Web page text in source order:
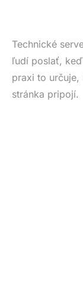
Technické
ľudí poslať,
praxi to určuje,
stránka pripojí.